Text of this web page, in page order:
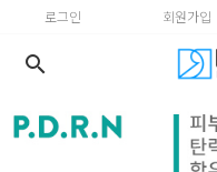
로그인 회원가입
search